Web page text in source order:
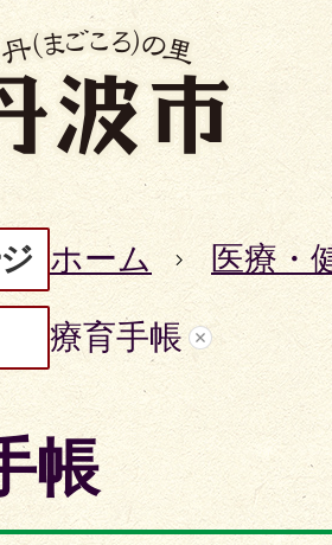
ホーム 医療・
療育手帳
帳